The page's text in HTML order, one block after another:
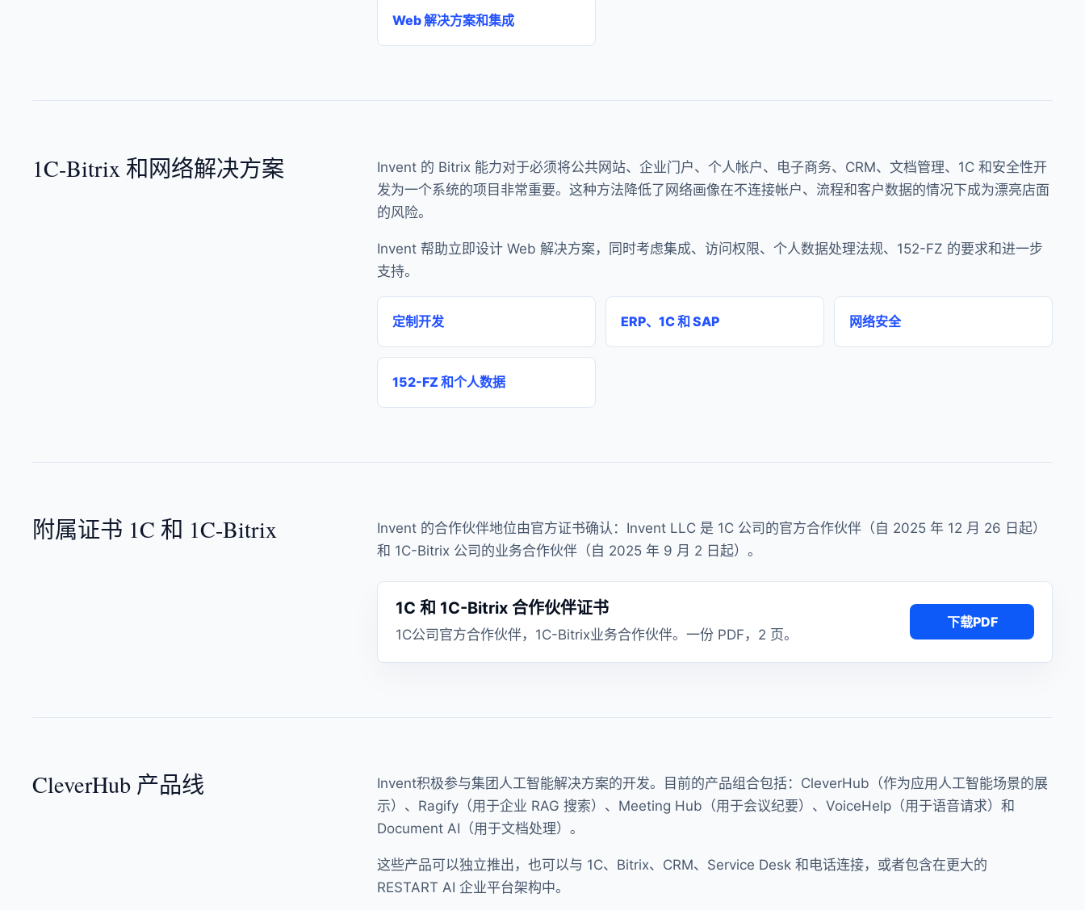
Web 解决方案和集成
1C-Bitrix 和网络解决方案
Invent 的 Bitrix 能力对于必须将公共网站、企业门户、个人帐户、电子商务、CRM、文档管理、1C 和安全性开
发为一个系统的项目非常重要。这种方法降低了网络画像在不连接帐户、流程和客户数据的情况下成为漂亮店面
的风险。
Invent 帮助立即设计 Web 解决方案，同时考虑集成、访问权限、个人数据处理法规、152-FZ 的要求和进一步
支持。
定制开发 ERP、1C 和 SAP 网络安全
152-FZ 和个人数据
附属证书 1C 和 1C-Bitrix
Invent 的合作伙伴地位由官方证书确认：Invent LLC 是 1C 公司的官方合作伙伴（自 2025 年 12 月 26 日起）
和 1C-Bitrix 公司的业务合作伙伴（自 2025 年 9 月 2 日起）。
1C 和 1C-Bitrix 合作伙伴证书
1C公司官方合作伙伴，1C-Bitrix业务合作伙伴。一份 PDF，2 页。
下载PDF
CleverHub 产品线
Invent积极参与集团人工智能解决方案的开发。目前的产品组合包括：CleverHub（作为应用人工智能场景的展
示）、Ragify（用于企业 RAG 搜索）、Meeting Hub（用于会议纪要）、VoiceHelp（用于语音请求）和
Document AI（用于文档处理）。
这些产品可以独立推出，也可以与 1C、Bitrix、CRM、Service Desk 和电话连接，或者包含在更大的
RESTART AI 企业平台架构中。